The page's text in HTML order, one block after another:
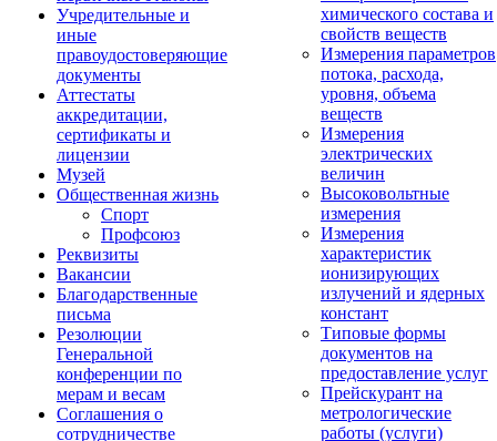
Учредительные и
иные
правоудостоверяющие
документы
Аттестаты
аккредитации,
сертификаты и
лицензии
Музей
Общественная жизнь
Спорт
Профсоюз
Реквизиты
Вакансии
Благодарственные
письма
Резолюции
Генеральной
конференции по
мерам и весам
Соглашения о
сотрудничестве
химического состава и
свойств веществ
Измерения параметров
потока, расхода,
уровня, объема
веществ
Измерения
электрических
величин
Высоковольтные
измерения
Измерения
характеристик
ионизирующих
излучений и ядерных
констант
Типовые формы
документов на
предоставление услуг
Прейскурант на
метрологические
работы (услуги)